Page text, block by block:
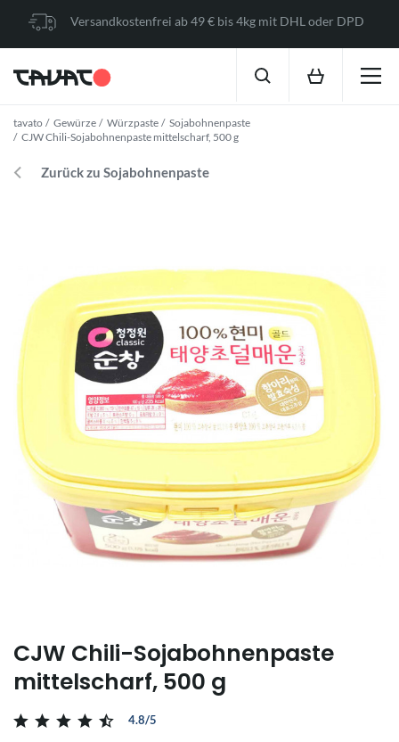
Versandkostenfrei ab 49 € bis 4kg mit DHL oder DPD
tavato Gewürze Würzpaste
Sojabohnenpaste
CJW Chili-Sojabohnenpaste mittelscharf, 500 g
Zurück zu Sojabohnenpaste
CJW Chili-Sojabohnenpaste
mittelscharf, 500 g
4.8/5